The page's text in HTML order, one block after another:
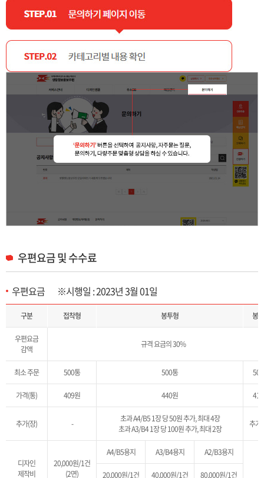
우편요금 및 수수료
우편요금 ※시행일 : 2023년 3월 01일
우편요금 및 수수료 목록으로 구분, 접착형, 봉투형, 봉입형 제공
구분 접착형 봉투형 봉
우편요금
감액
규격 요금의 30%
최소 주문 500통 500통
가격(통) 409원 440원
추가(장) -
초과 A4/B5 1장 당 50원 추가, 최대 4장
초과 A3/B4 1장 당 100원 추가, 최대 2장
추가
디자인
제작비
20,000원/1건
(2면)
A4/B5용지 A3/B4용지
A2/B3용지
20,000원/1건
40,000원/1건
80,000원/1건